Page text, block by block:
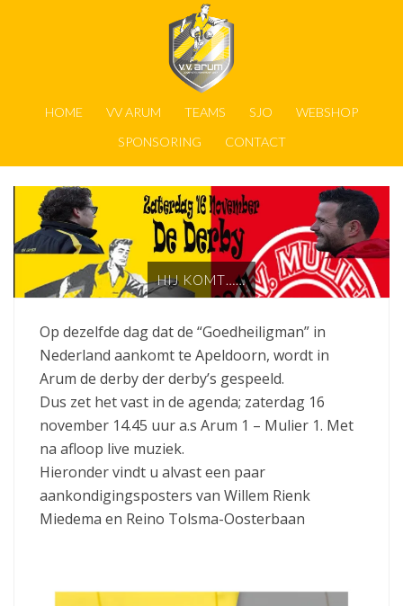
HOME VV ARUM TEAMS SJO
WEBSHOP
SPONSORING
CONTACT
HIJ KOMT……
Op dezelfde dag dat de “Goedheiligman” in
Nederland aankomt te Apeldoorn, wordt in
Arum de derby der derby’s gespeeld.
Dus zet het vast in de agenda; zaterdag 16
november 14.45 uur a.s Arum 1 – Mulier 1. Met
na afloop live muziek.
Hieronder vindt u alvast een paar
aankondigingsposters van Willem Rienk
Miedema en Reino Tolsma-Oosterbaan